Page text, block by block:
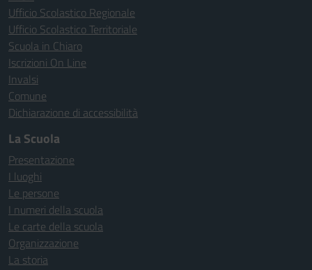
Ufficio Scolastico Regionale
Ufficio Scolastico Territoriale
Scuola in Chiaro
Iscrizioni On Line
Invalsi
Comune
Dichiarazione di accessibilità
La Scuola
Presentazione
I luoghi
Le persone
I numeri della scuola
Le carte della scuola
Organizzazione
La storia